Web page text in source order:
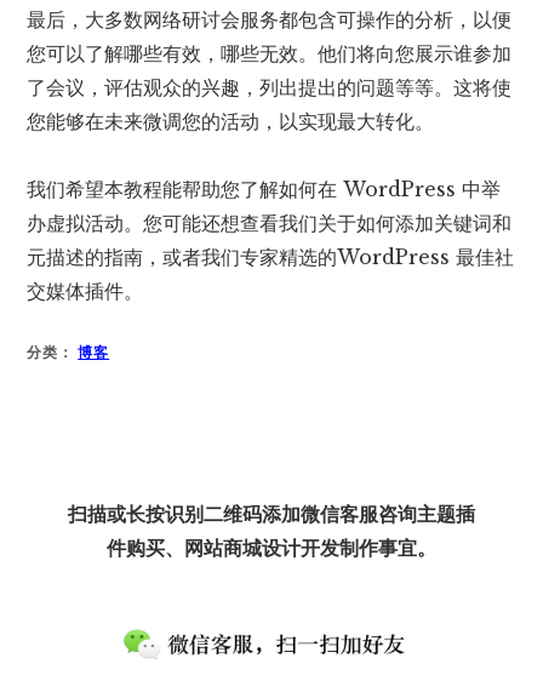
最后，大多数网络研讨会服务都包含可操作的分析，以便
您可以了解哪些有效，哪些无效。他们将向您展示谁参加
了会议，评估观众的兴趣，列出提出的问题等等。这将使
您能够在未来微调您的活动，以实现最大转化。
我们希望本教程能帮助您了解如何在 WordPress 中举
办虚拟活动。您可能还想查看我们关于如何添加关键词和
元描述的指南，或者我们专家精选的WordPress 最佳社
交媒体插件。
分类：博客
扫描或长按识别二维码添加微信客服咨询主题插
件购买、网站商城设计开发制作事宜。